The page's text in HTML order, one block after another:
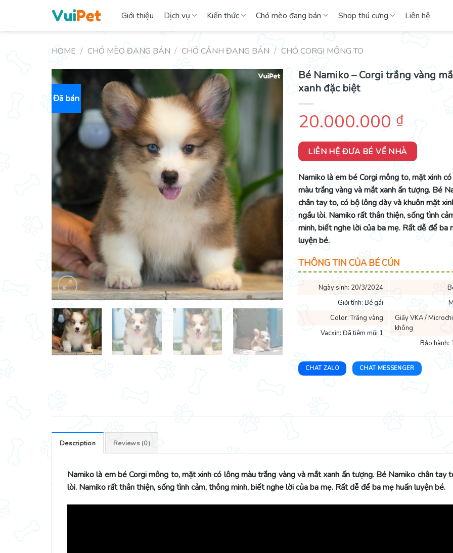
content
Giới thiệu Dịch vụ Kiến thức Chó mèo đang bán Shop thú cưng Liên hệ
HOME / CHÓ MÈO ĐANG BÁN / CHÓ CẢNH ĐANG BÁN / CHÓ CORGI MÔNG TO
Đã bán
Bé Namiko – Corgi trắng vàng
xanh đặc biệt
20.000.000 ₫
LIÊN HỆ ĐƯA BÉ VỀ NHÀ
Namiko là em bé Corgi mông to, mặt xinh
màu trắng vàng và mắt xanh ấn tượng. Bé
chân tay to, có bộ lông dày và khuôn mặt
ngầu lòi. Namiko rất thân thiện, sống tình
minh, biết nghe lời của ba mẹ. Rất dễ để ba
luyện bé.
THÔNG TIN CỦA BÉ CÚN
Ngày sinh: 20/3/2024
Giới tính: Bé gái
Color: Trắng vàng
Vacxin: Đã tiêm mũi 1
Giấy VKA /
không
Bảo hành:
CHAT ZALO CHAT MESSENGER
Description Reviews (0)
Namiko là em bé Corgi mông to, mặt xinh có lông màu trắng vàng và mắt xanh ấn tượng. Bé Namiko chân tay
lòi. Namiko rất thân thiện, sống tình cảm, thông minh, biết nghe lời của ba mẹ. Rất dễ để ba mẹ huấn luyện bé.